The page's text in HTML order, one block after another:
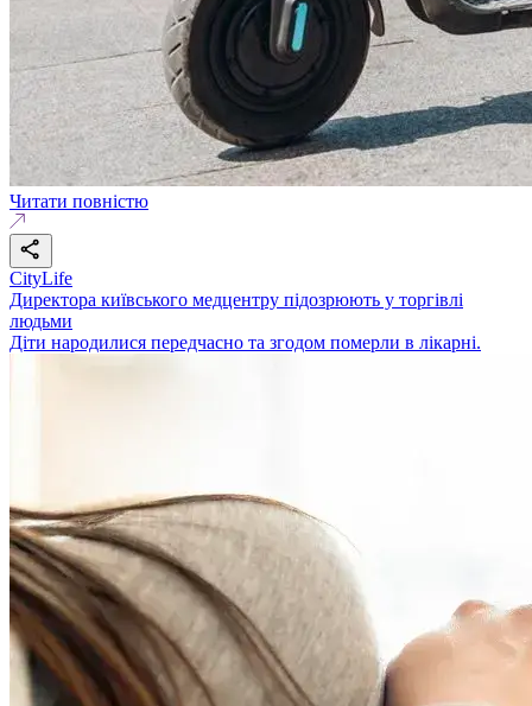
Читати повністю
CityLife
Директора київського медцентру підозрюють у торгівлі
людьми
Діти народилися передчасно та згодом померли в лікарні.